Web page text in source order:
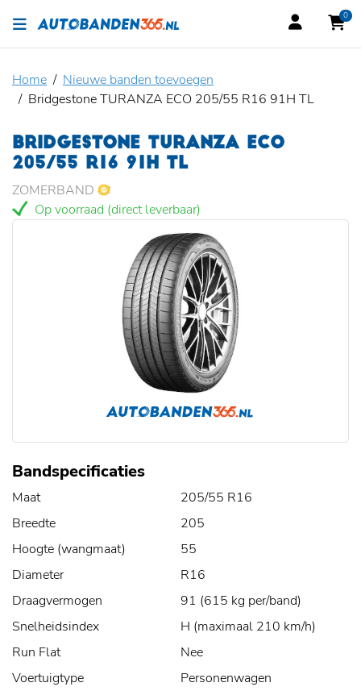
0
Home
Nieuwe banden toevoegen
Bridgestone TURANZA ECO 205/55 R16 91H TL
BRIDGESTONE TURANZA ECO
205/55 R16 91H TL
ZOMERBAND
Op voorraad (direct leverbaar)
Bandspecificaties
Maat
205/55 R16
Breedte
205
Hoogte (wangmaat)
55
Diameter
R16
Draagvermogen
91 (615 kg per/band)
Snelheidsindex
H (maximaal 210 km/h)
Run Flat
Nee
Voertuigtype
Personenwagen